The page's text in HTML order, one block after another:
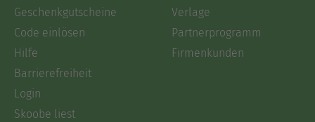
Geschenkgutscheine
Code einlösen
Hilfe
Barrierefreiheit
Login
Skoobe liest
Verlage
Partnerprogramm
Firmenkunden